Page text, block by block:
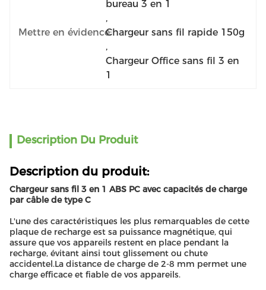
Mettre en évidence:
bureau 3 en 1
,
Chargeur sans fil rapide 150g
,
Chargeur Office sans fil 3 en
1
Description Du Produit
Description du produit:
Chargeur sans fil 3 en 1 ABS PC avec capacités de charge
par câble de type C
L'une des caractéristiques les plus remarquables de cette
plaque de recharge est sa puissance magnétique, qui
assure que vos appareils restent en place pendant la
recharge, évitant ainsi tout glissement ou chute
accidentel.La distance de charge de 2-8 mm permet une
charge efficace et fiable de vos appareils.